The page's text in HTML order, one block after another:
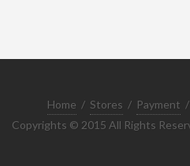
Home / Stores / Payment /
Copyrights © 2015 All Rights